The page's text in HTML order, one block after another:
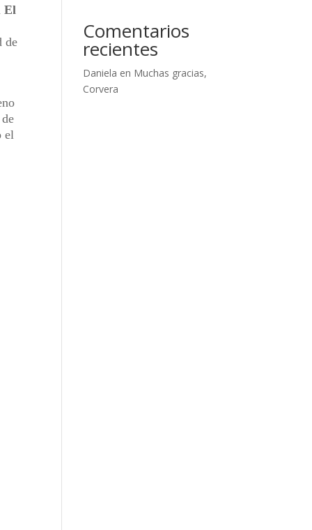
El
de
el
Comentarios
recientes
Daniela en Muchas gracias,
Corvera